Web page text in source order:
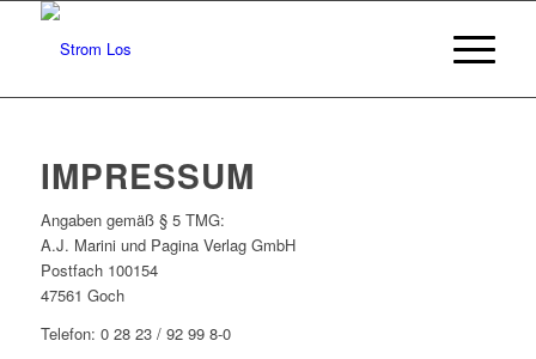
IMPRESSUM
Angaben gemäß § 5 TMG:
A.J. Marini und Pagina Verlag GmbH
Postfach 100154
47561 Goch
Telefon: 0 28 23 / 92 99 8-0